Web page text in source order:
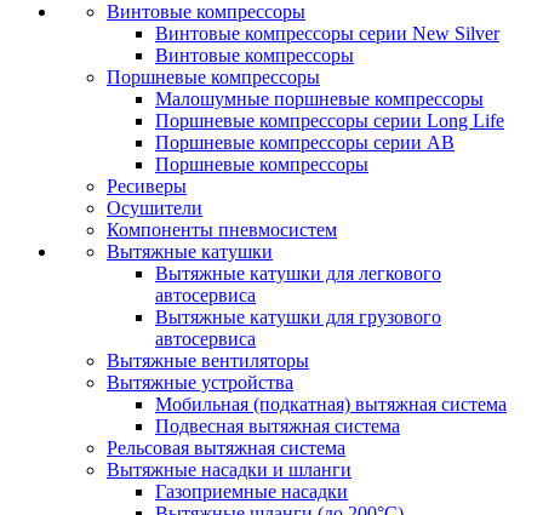
Винтовые компрессоры
Винтовые компрессоры серии New Silver
Винтовые компрессоры
Поршневые компрессоры
Малошумные поршневые компрессоры
Поршневые компрессоры серии Long Life
Поршневые компрессоры серии AB
Поршневые компрессоры
Ресиверы
Осушители
Компоненты пневмосистем
Вытяжные катушки
Вытяжные катушки для легкового
автосервиса
Вытяжные катушки для грузового
автосервиса
Вытяжные вентиляторы
Вытяжные устройства
Мобильная (подкатная) вытяжная система
Подвесная вытяжная система
Рельсовая вытяжная система
Вытяжные насадки и шланги
Газоприемные насадки